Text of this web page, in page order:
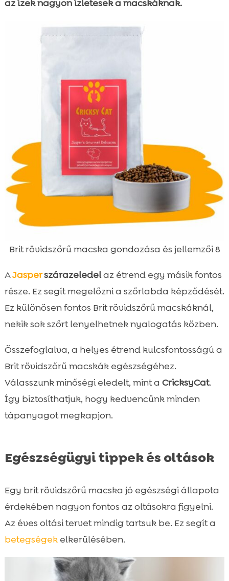
az ízek nagyon ízletesek a macskáknak.
Brit rövidszőrű macska gondozása és jellemzői 8
AJasperszárazeledelaz étrend egy másik fontos
része. Ez segít megelőzni a szőrlabda képződését.
Ez különösen fontos Brit rövidszőrű macskáknál,
nekik sok szőrt lenyelhetnek nyalogatás közben.
Összefoglalva, a helyes étrend kulcsfontosságú a
Brit rövidszőrű macskák egészségéhez.
Válasszunk minőségi eledelt, mint a CricksyCat.
Így biztosíthatjuk, hogy kedvencünk minden
tápanyagot megkapjon.
Egészségügyi tippek és oltások
Egy brit rövidszőrű macska jó egészségi állapota
érdekében nagyon fontos az oltásokra figyelni.
Az éves oltási tervet mindig tartsuk be. Ez segít a
betegségekelkerülésében.